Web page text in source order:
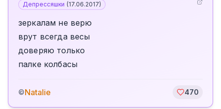
Депрессяшки (17.06.2017)
зеркалам не верю
врут всегда весы
доверяю только
палке колбасы
©Natalie 470